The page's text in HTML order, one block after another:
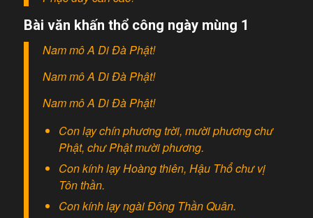
Bài văn khấn thổ công ngày mùng 1
Nam mô A Di Đà Phật!
Nam mô A Di Đà Phật!
Nam mô A Di Đà Phật!
Con lạy chín phương trời, mười phương chư
Phật, chư Phật mười phương.
Con kính lạy Hoàng thiên, Hậu Thổ chư vị
Tôn thần.
Con kính lạy ngài Đông Thần Quân.